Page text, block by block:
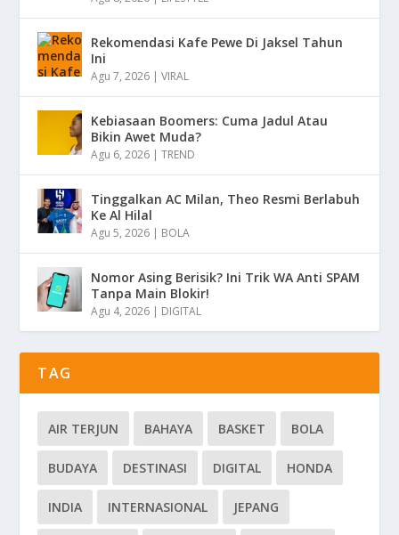
Rekomendasi Kafe Pewe Di Jaksel Tahun
Ini
Agu 7, 2026 |VIRAL
Kebiasaan Boomers: Cuma Jadul Atau
Bikin Awet Muda?
Agu 6, 2026 |TREND
Tinggalkan AC Milan, Theo Resmi Berlabuh
Ke Al Hilal
Agu 5, 2026 | BOLA
Nomor Asing Berisik? Ini Trik WA Anti SPAM
Tanpa Main Blokir!
Agu 4, 2026 | DIGITAL
TAG
AIR TERJUN BAHAYA BASKET BOLA
BUDAYA DESTINASI DIGITAL HONDA
INDIA INTERNASIONAL JEPANG